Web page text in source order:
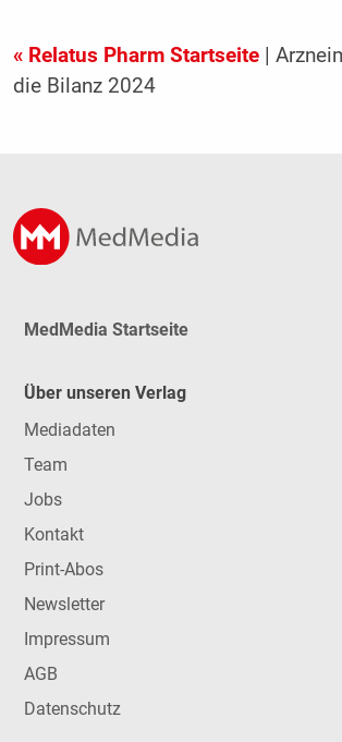
« Relatus Pharm Startseite|
die Bilanz 2024
MedMedia Startseite
Über unseren Verlag
Mediadaten
Team
Jobs
Kontakt
Print-Abos
Newsletter
Impressum
AGB
Datenschutz